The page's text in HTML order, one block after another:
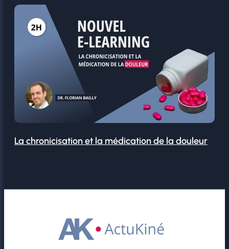
La chronicisation et la médication de la douleur